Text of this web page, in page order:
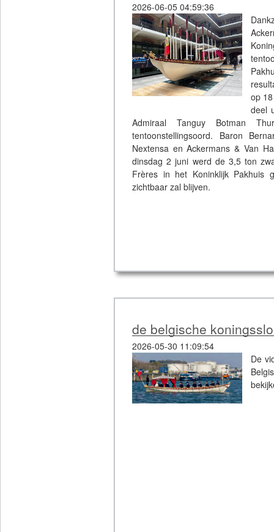
2026-06-05 04:59:36
op
deel
Admiraal Tanguy Botman
tentoonstellingsoord. Baron
Nextensa en Ackermans & Van
dinsdag 2 juni werd de 3,5 ton
Frères in het Koninklijk Pakhuis
zichtbaar zal blijven.
de belgische
2026-05-30 11:09:54
De